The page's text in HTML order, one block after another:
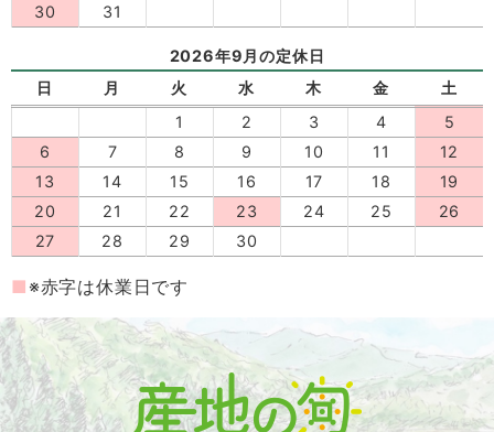
30
31
2026年9月の定休日
日
月 火 水 木 金
土
1
2 3 4
5
6
7 8 9 10 11
12
13
14 15 16 17 18
19
20
21 22 23 24 25
26
27
28 29 30
※赤字は休業日です